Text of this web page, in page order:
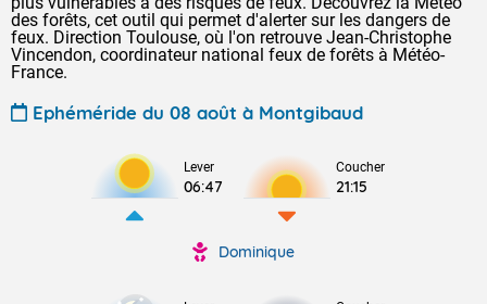
des forêts, cet outil qui permet d'alerter sur les dangers de
feux. Direction Toulouse, où l'on retrouve Jean-Christophe
Vincendon, coordinateur national feux de forêts à Météo-
France.
Ephéméride du 08 août à Montgibaud
Lever
06:47
Coucher
21:15
Dominique